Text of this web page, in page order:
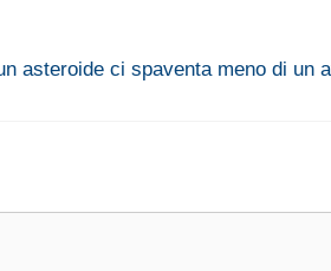
asteroide ci spaventa meno di un